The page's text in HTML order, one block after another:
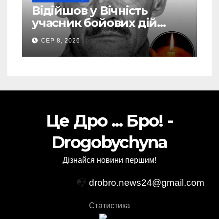
Відійшов у Вічність
учасник бойових дій
Василь Іваникович зі
Станилі
СЕР 8, 2026
Це Дро ... Бро! -
Drogobychyna
Дізнайся новини першим!
📭 drobro.news24@gmail.com
Статистика